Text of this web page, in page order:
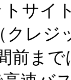
トサイ
クレ
前ま